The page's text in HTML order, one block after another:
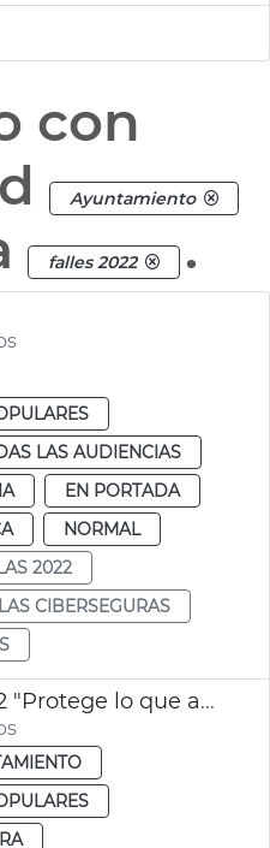
con
Ayuntamiento
falles 2022 .
LAS AUDIENCIAS
EN PORTADA
NORMAL
2022
CIBERSEGURAS
Falla Municipal 2022 "Protege lo que amas"